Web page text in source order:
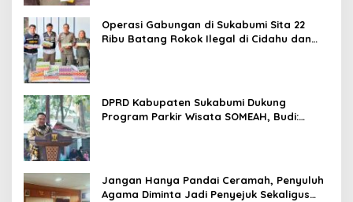
Operasi Gabungan di Sukabumi Sita 22
Ribu Batang Rokok Ilegal di Cidahu dan
DPRD Kabupaten Sukabumi Dukung
Program Parkir Wisata SOMEAH, Budi:
Jangan Hanya Pandai Ceramah, Penyuluh
Agama Diminta Jadi Penyejuk Sekaligus